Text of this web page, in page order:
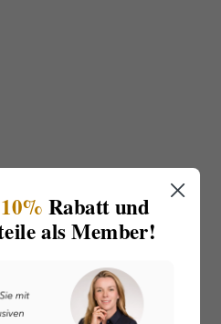
10% Rabatt und
als Member!